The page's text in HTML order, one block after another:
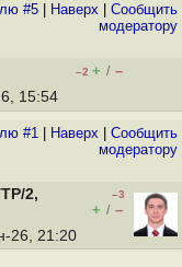
#5 Наверх
Cообщить
модератору
–2 + / –
15:54
#1 Наверх
Cообщить
модератору
2,
–3
+ / –
26, 21:20